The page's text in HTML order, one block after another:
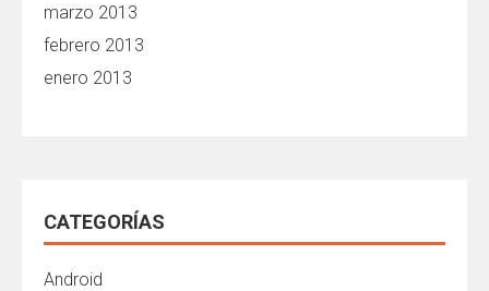
marzo 2013
febrero 2013
enero 2013
CATEGORÍAS
Android